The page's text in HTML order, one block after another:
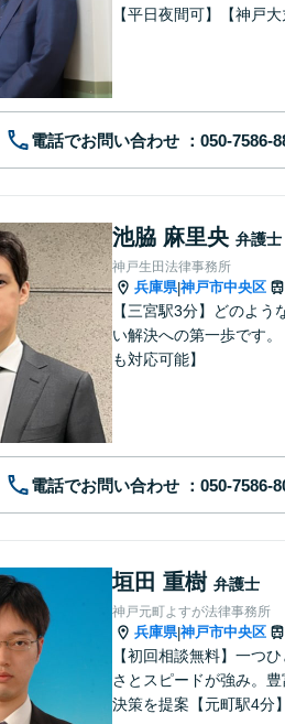
【平日夜間可】【神戸大
電話でお問い合わせ
池脇 麻里央 弁護士
神戸生田法律事務所
兵庫県|神戸市中央区
【三宮駅3分】どのよ
い解決への第一歩です
も対応可能】
電話でお問い合わせ
垣田 重樹 弁護士
神戸元町よすが法律事務所
兵庫県|神戸市中央区
【初回相談無料】一つ
さとスピードが強み。
決策を提案【元町駅4分】